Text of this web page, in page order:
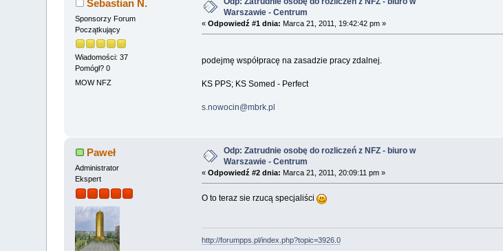
Sebastian N.
Sponsorzy Forum
Początkujący
Wiadomości: 37
Pomógł? 0
MOW NFZ
Warszawie - Centrum
« Odpowiedź #1 dnia: Marca 21, 2011, 19:42:42 pm »
podejmę współpracę na zasadzie pracy zdalnej.
KS PPS; KS Somed - Perfect
s.nowocin@mbrk.pl
Paweł
Administrator
Ekspert
Odp: Zatrudnie osobę do rozliczeń z NFZ - biuro w
Warszawie - Centrum
« Odpowiedź #2 dnia: Marca 21, 2011, 20:09:11 pm »
O to teraz sie rzucą specjaliści
http://forumpps.pl/index.php?topic=3926.0